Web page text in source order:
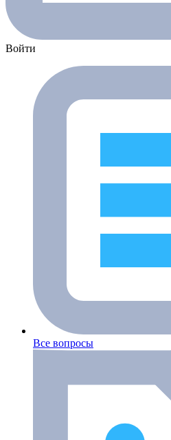
Войти
Все вопросы